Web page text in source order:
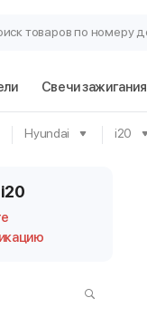
товаров по номеру
Свечи зажигания
Hyundai i20